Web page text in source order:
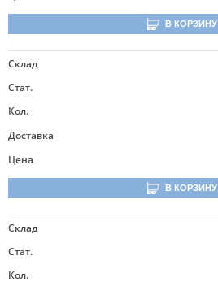
В КОРЗИНУ
Склад
Стат.
Кол.
Доставка
Цена
В КОРЗИНУ
Склад
Стат.
Кол.